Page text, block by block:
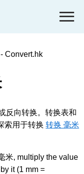
Convert.hk
反向转换。转换表和
索用于转换 转换 毫米
米, multiply the value
it (1 mm =